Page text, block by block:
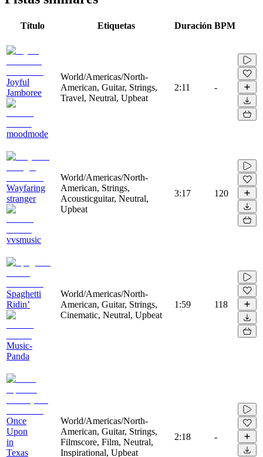
Título Etiquetas Duración BPM
Joyful
Jamboree
moodmode
World/Americas/North-
American, Guitar, Strings,
Travel, Neutral, Upbeat
2:11 -
Wayfaring
stranger
vvsmusic
World/Americas/North-
American, Strings,
Acousticguitar, Neutral,
Upbeat
3:17 120
Spaghetti
Ridin’
Music-
Panda
World/Americas/North-
American, Guitar, Strings,
Cinematic, Neutral, Upbeat
1:59 118
Once
Upon
in
Texas
World/Americas/North-
American, Guitar, Strings,
Filmscore, Film, Neutral,
Inspirational, Upbeat
2:18 -